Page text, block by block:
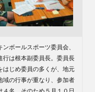
ンボールスポーツ委員会、
行は根本副委員長。委員長
はじめ委員の多くが、地元
域の行事が重なり、参加者